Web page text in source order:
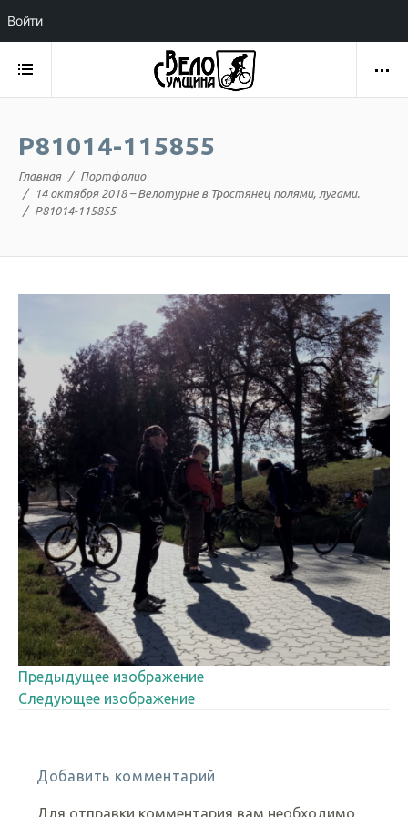
P81014-115855
Главная
Портфолио
14 октября 2018 – Велотурне в Тростянец полями, лугами.
P81014-115855
Предыдущее изображение
Следующее изображение
Добавить комментарий
Для отправки комментария вам необходимо
Войти